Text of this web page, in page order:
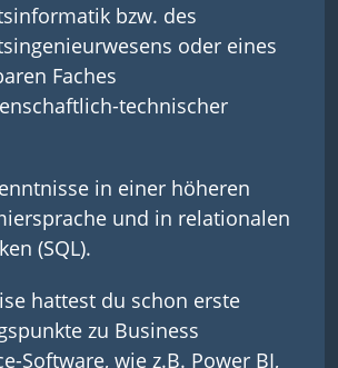
bzw. des
oder eines
Faches
technischer
in einer höheren
und in relationalen
(SQL).
hattest du schon erste
zu Business
Software, wie z.B. Power BI,